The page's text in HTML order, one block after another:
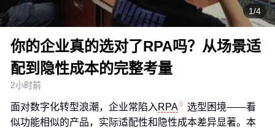
1/4
你的企业真的选对了RPA吗？从场景适
配到隐性成本的完整考量
2小时前
面对数字化转型浪潮，企业常陷入 RPA
选型困境——看
似功能相似的产品，实际适配性和隐性成本差异显著。本